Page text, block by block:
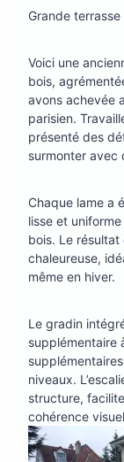
Grande
Voici une
bois,
avons achevée
parisien.
présenté des
surmonter avec
Chaque lame a
lisse et
bois. Le
chaleureuse,
même en hiver.
Le gradin
supplémentaire
niveaux.
structure,
cohérence